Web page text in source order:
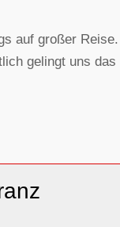
auf großer Reise.
gelingt uns das